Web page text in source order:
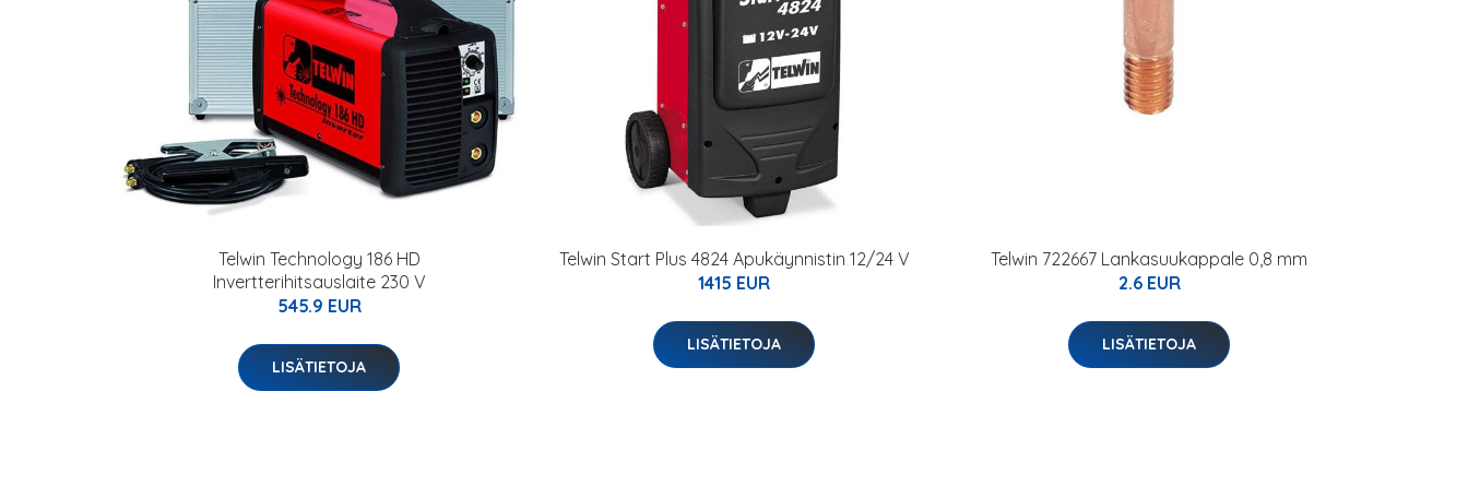
Telwin Technology 186 HD
Invertterihitsauslaite 230 V
545.9 EUR
LISÄTIETOJA
Telwin Start Plus 4824 Apukäynnistin 12/24 V
1415 EUR
LISÄTIETOJA
Telwin 722667 Lankasuukappale 0,8 mm
2.6 EUR
LISÄTIETOJA